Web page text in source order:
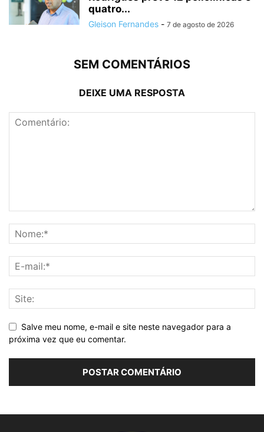
quatro...
Gleison Fernandes - 7 de agosto de 2026
SEM COMENTÁRIOS
DEIXE UMA RESPOSTA
Salve meu nome, e-mail e site neste navegador para a
próxima vez que eu comentar.